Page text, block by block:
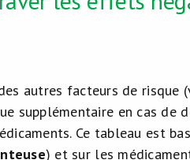
autres facteurs de risque
supplémentaire en cas de
Ce tableau est
) et sur les